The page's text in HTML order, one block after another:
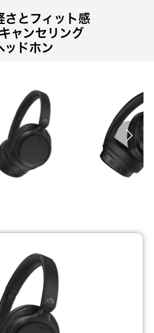
さとフィット感
ャンセリング
ッドホン